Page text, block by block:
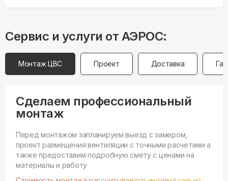
Сервис и услуги от АЭРОС:
Монтаж ЦВС Проект Доставка
Сделаем профессиональный
монтаж
Перед монтажом запланируем выезд с замером,
проект размещения вентиляции с точными расчетами а
также предоставим подробную смету с ценами на
материалы и работу